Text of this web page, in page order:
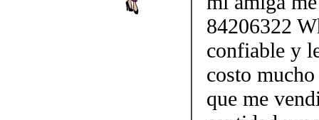
84206322
confiable y
costo
que me